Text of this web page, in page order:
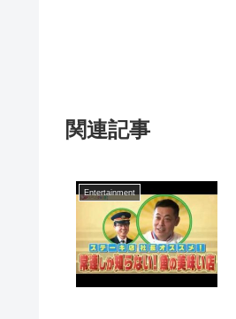
関連記事
Entertainment